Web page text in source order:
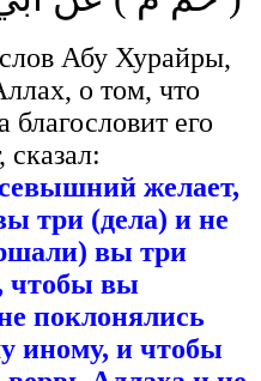
Абу Хурайры,
о том, что
его
сказал:
желает,
три (дела) и не
вы три
чтобы вы
поклонялись
иному, и чтобы